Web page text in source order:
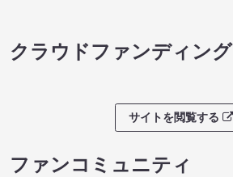
クラウドファンディング
サイトを閲覧する
ファンコミュニティ